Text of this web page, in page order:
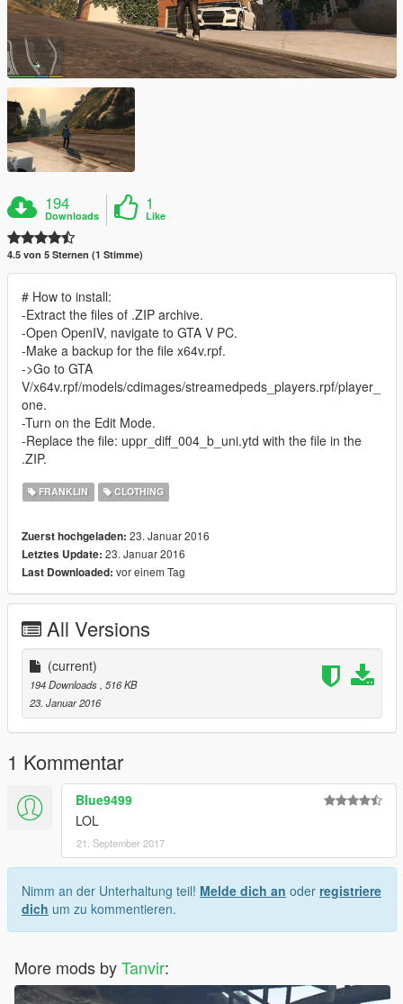
194
Downloads
1
Like
4.5 von 5 Sternen (1 Stimme)
# How to install:
-Extract the files of .ZIP archive.
-Open OpenIV, navigate to GTA V PC.
-Make a backup for the file x64v.rpf.
->Go to GTA
V/x64v.rpf/models/cdimages/streamedpeds_players.rpf/player_
one.
-Turn on the Edit Mode.
-Replace the file: uppr_diff_004_b_uni.ytd with the file in the
.ZIP.
FRANKLIN CLOTHING
Zuerst hochgeladen: 23. Januar 2016
Letztes Update: 23. Januar 2016
Last Downloaded: vor einem Tag
All Versions
(current)
194 Downloads, 516 KB
23. Januar 2016
1 Kommentar
Blue9499
LOL
21. September 2017
Nimm an der Unterhaltung teil! Melde dich an oder registriere
dich um zu kommentieren.
More mods byTanvir: